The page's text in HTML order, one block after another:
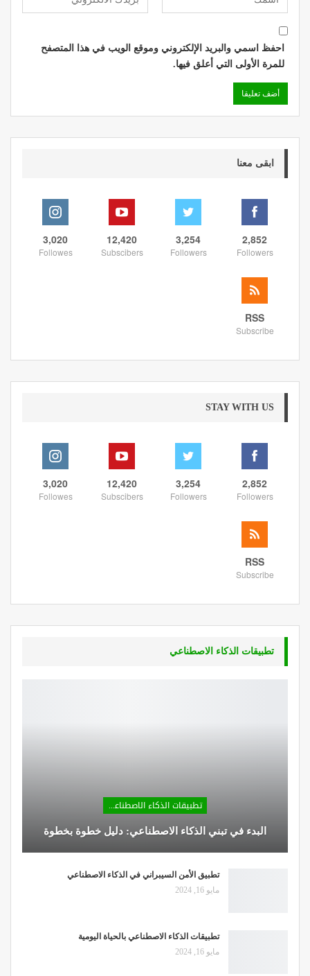
احفظ اسمي والبريد الإلكتروني وموقع الويب في هذا المتصفح
للمرة الأولى التي أعلق فيها.
ابقى معنا
2,852
Followers
3,254
Followers
12,420
Subscibers
3,020
Followes
RSS
Subscribe
STAY WITH US
2,852
Followers
3,254
Followers
12,420
Subscibers
3,020
Followes
RSS
Subscribe
تطبيقات الذكاء الاصطناعي
تطبيقات الذكاء الاصطناعي
البدء في تبني الذكاء الاصطناعي: دليل خطوة بخطوة
تطبيق الأمن السيبراني في الذكاء الاصطناعي
مايو 16, 2024
تطبيقات الذكاء الاصطناعي بالحياة اليومية
مايو 16, 2024